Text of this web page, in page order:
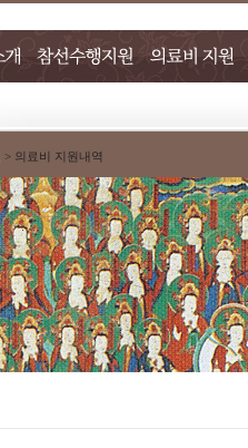
> 의료비 지원내역